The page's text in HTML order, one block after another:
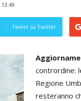
Tweet su Twitter
contrordine:
Regione
resteranno